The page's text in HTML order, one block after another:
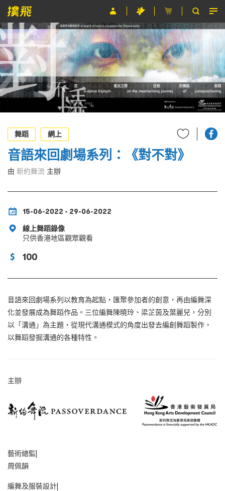
節目
主辦單位
關於撲飛
EN
舞蹈
網上
音語來回劇場系列：《對不對》
由 新約舞流 主辦
15-06-2022 - 29-06-2022
線上舞蹈錄像
只供香港地區觀眾觀看
100
音語來回劇場系列以教育為起點，匯聚參加者的創意，再由編舞深
化並發展成為舞蹈作品。三位編舞陳曉玲、梁芷茵及葉麗兒，分別
以「溝通」為主題，從現代溝通模式的角度出發去編創舞蹈製作，
以舞蹈發掘溝通的各種特性。
主辦
藝術總監|
周佩韻
編舞及服裝設計|